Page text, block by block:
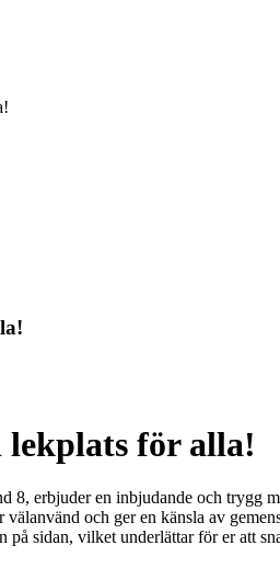
för alla!
8, erbjuder en inbjudande och trygg
och ger en känsla av
på sidan, vilket underlättar för er att